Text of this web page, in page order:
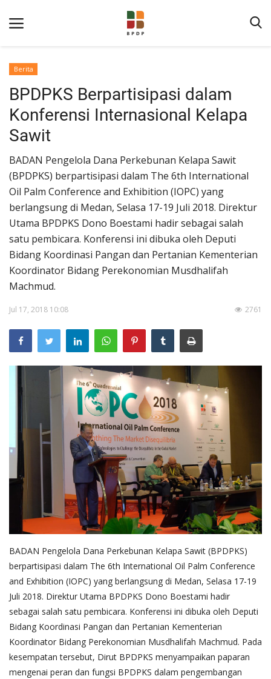
Home
Tentang BPDP
Informasi Publik
Program Layanan
Berita
Hubungi Kami
Indonesia
Berita
BPDPKS Berpartisipasi dalam
Konferensi Internasional Kelapa
Sawit
BADAN Pengelola Dana Perkebunan Kelapa Sawit
(BPDPKS) berpartisipasi dalam The 6th International
Oil Palm Conference and Exhibition (IOPC) yang
berlangsung di Medan, Selasa 17-19 Juli 2018. Direktur
Utama BPDPKS Dono Boestami hadir sebagai salah
satu pembicara. Konferensi ini dibuka oleh Deputi
Bidang Koordinasi Pangan dan Pertanian Kementerian
Koordinator Bidang Perekonomian Musdhalifah
Machmud.
Jul 17, 2018 10:08 2761
BADAN Pengelola Dana Perkebunan Kelapa Sawit (BPDPKS)
berpartisipasi dalam The 6th International Oil Palm Conference
and Exhibition (IOPC) yang berlangsung di Medan, Selasa 17-19
Juli 2018. Direktur Utama BPDPKS Dono Boestami hadir
sebagai salah satu pembicara. Konferensi ini dibuka oleh Deputi
Bidang Koordinasi Pangan dan Pertanian Kementerian
Koordinator Bidang Perekonomian Musdhalifah Machmud. Pada
kesempatan tersebut, Dirut BPDPKS menyampaikan paparan
mengenai peran dan fungsi BPDPKS dalam pengembangan